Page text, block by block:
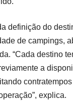
definição do
de campings,
“Cada destino
a
explica.